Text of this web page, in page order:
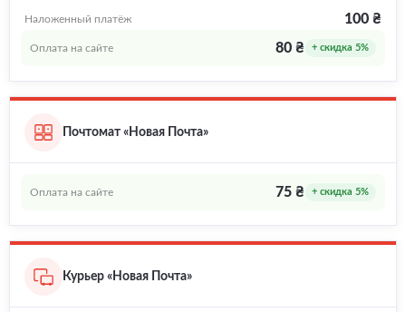
Наложенный платёж 100 ₴
Оплата на сайте 80 ₴ + скидка 5%
Почтомат «Новая Почта»
Оплата на сайте 75 ₴ + скидка 5%
Курьер «Новая Почта»